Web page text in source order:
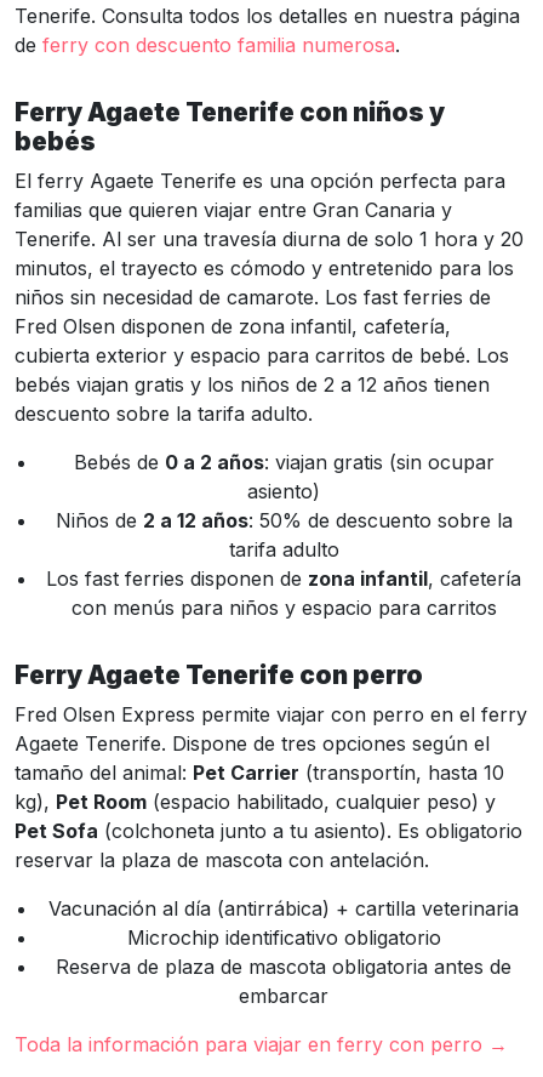
Tenerife. Consulta todos los detalles en nuestra página
de ferry con descuento familia numerosa.
Ferry Agaete Tenerife con niños y
bebés
El ferry Agaete Tenerife es una opción perfecta para
familias que quieren viajar entre Gran Canaria y
Tenerife. Al ser una travesía diurna de solo 1 hora y 20
minutos, el trayecto es cómodo y entretenido para los
niños sin necesidad de camarote. Los fast ferries de
Fred Olsen disponen de zona infantil, cafetería,
cubierta exterior y espacio para carritos de bebé. Los
bebés viajan gratis y los niños de 2 a 12 años tienen
descuento sobre la tarifa adulto.
Bebés de 0 a 2 años: viajan gratis (sin ocupar
asiento)
Niños de 2 a 12 años: 50% de descuento sobre la
tarifa adulto
Los fast ferries disponen de zona infantil, cafetería
con menús para niños y espacio para carritos
Ferry Agaete Tenerife con perro
Fred Olsen Express permite viajar con perro en el ferry
Agaete Tenerife. Dispone de tres opciones según el
tamaño del animal: Pet Carrier (transportín, hasta 10
kg), Pet Room (espacio habilitado, cualquier peso) y
Pet Sofa (colchoneta junto a tu asiento). Es obligatorio
reservar la plaza de mascota con antelación.
Vacunación al día (antirrábica) + cartilla veterinaria
Microchip identificativo obligatorio
Reserva de plaza de mascota obligatoria antes de
embarcar
Toda la información para viajar en ferry con perro →